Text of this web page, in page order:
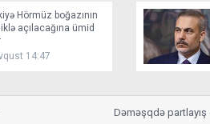
Hörmüz boğazının
açılacağına ümid
14:47
Dəməşqdə partlayış